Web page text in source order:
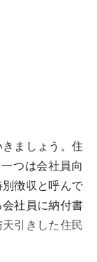
ましょう。住
つは会社員向
徴収と呼んで
社員に納付書
引きした住民